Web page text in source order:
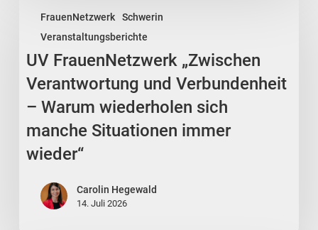
FrauenNetzwerk
Schwerin
Veranstaltungsberichte
FrauenNetzwerk
„Zwischen
Verantwortung
und
Verbundenheit
Warum
wiederholen
manche
UV FrauenNetzwerk „Zwischen
Verantwortung und Verbundenheit
– Warum wiederholen sich
manche Situationen immer
wieder“
Carolin Hegewald
14. Juli 2026